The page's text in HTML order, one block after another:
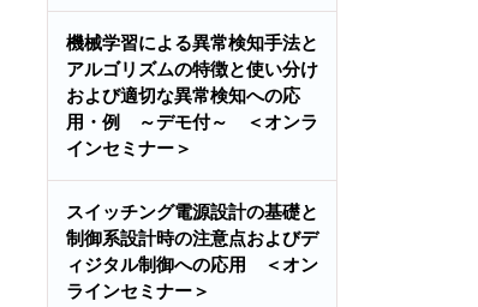
機械学習による異常検知手法と
アルゴリズムの特徴と使い分け
および適切な異常検知への応
用・例 ～デモ付～ ＜オンラ
インセミナー＞
スイッチング電源設計の基礎と
制御系設計時の注意点およびデ
ィジタル制御への応用 ＜オン
ラインセミナー＞